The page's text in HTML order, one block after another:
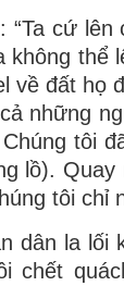
cứ lên
không thể
về đất họ
những
tôi
lồ).
tôi chỉ
dân la lối
chết